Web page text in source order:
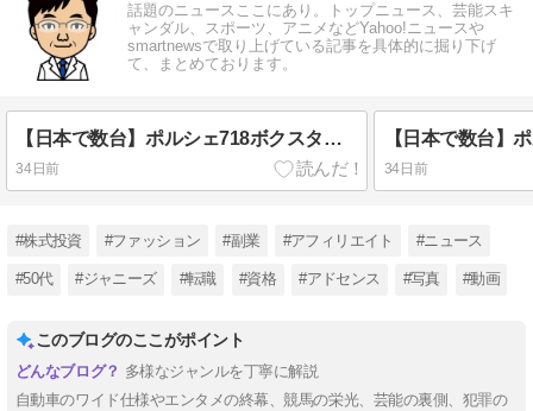
話題のニュースここにあり。トップニュース、芸能スキ
ャンダル、スポーツ、アニメなどYahoo!ニュースや
smartnewsで取り上げている記事を具体的に掘り下げ
て、まとめております。
【日本で数台】ポルシェ718ボクスターに245/35R20・305/30R20を装着｜日本でも希少なワイド仕様とは(3回目）
34日前 34日前
#株式投資 #ファッション #副業 #アフィリエイト #ニュース
#50代 #ジャニーズ #転職 #資格 #アドセンス #写真 #動画
このブログのここがポイント
多様なジャンルを丁寧に解説
自動車のワイド仕様やエンタメの終幕、競馬の栄光、芸能の裏側、犯罪の